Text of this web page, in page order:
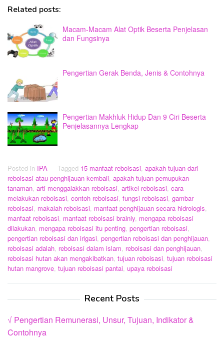
Related posts:
Macam-Macam Alat Optik Beserta Penjelasan
dan Fungsinya
Pengertian Gerak Benda, Jenis & Contohnya
Pengertian Makhluk Hidup Dan 9 Ciri Beserta
Penjelasannya Lengkap
Posted in IPA Tagged 15 manfaat reboisasi, apakah tujuan dari
reboisasi atau penghijauan kembali, apakah tujuan pemupukan
tanaman, arti menggalakkan reboisasi, artikel reboisasi, cara
melakukan reboisasi, contoh reboisasi, fungsi reboisasi, gambar
reboisasi, makalah reboisasi, manfaat penghijauan secara hidrologis,
manfaat reboisasi, manfaat reboisasi brainly, mengapa reboisasi
dilakukan, mengapa reboisasi itu penting, pengertian reboisasi,
pengertian reboisasi dan irigasi, pengertian reboisasi dan penghijauan,
reboisasi adalah, reboisasi dalam islam, reboisasi dan penghijauan,
reboisasi hutan akan mengakibatkan, tujuan reboisasi, tujuan reboisasi
hutan mangrove, tujuan reboisasi pantai, upaya reboisasi
Recent Posts
√ Pengertian Remunerasi, Unsur, Tujuan, Indikator &
Contohnya